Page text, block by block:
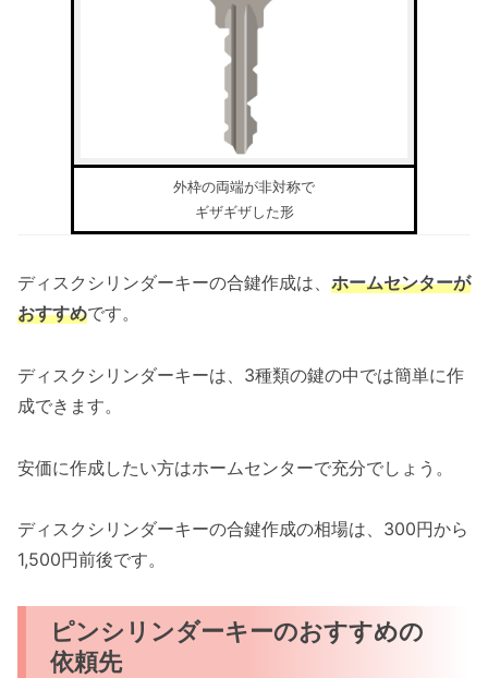
外枠の両端が非対称で
ギザギザした形
ディスクシリンダーキーの合鍵作成は、 ホームセンターが
おすすめです。
ディスクシリンダーキーは、3種類の鍵の中では簡単に作
成できます。
安価に作成したい方はホームセンターで充分でしょう。
ディスクシリンダーキーの合鍵作成の相場は、300円から
1,500円前後です。
ピンシリンダーキーのおすすめの
依頼先